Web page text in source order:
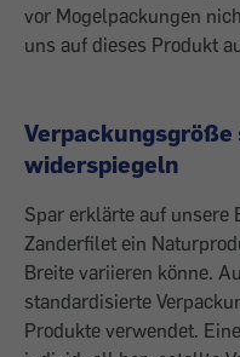
vor Mogelpackungen
uns auf dieses Produkt
widerspiegeln
Spar erklärte auf unsere
Zanderfilet ein
Breite variieren könne.
standardisierte
Produkte verwendet.